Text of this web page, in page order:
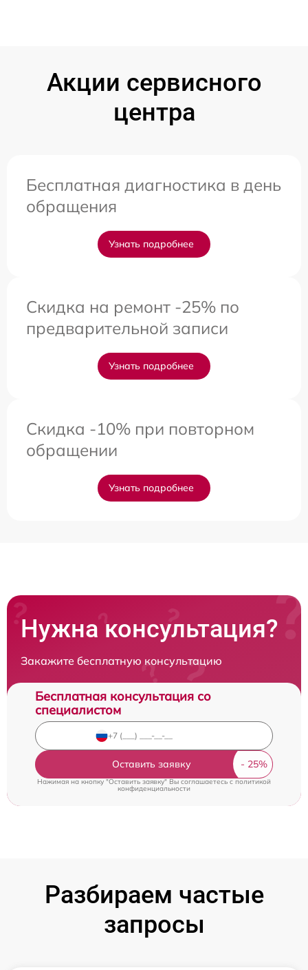
Акции сервисного
центра
Бесплатная диагностика в день
обращения
Узнать подробнее
Скидка на ремонт -25% по
предварительной записи
Узнать подробнее
Скидка -10% при повторном
обращении
Узнать подробнее
Нужна консультация?
Закажите бесплатную консультацию
Бесплатная консультация со
специалистом
Оставить заявку
Нажимая на кнопку "Оставить заявку" Вы соглашаетесь cполитикой
конфиденциальности
Разбираем частые
запросы